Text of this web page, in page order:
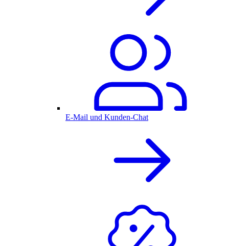
E-Mail und Kunden-Chat